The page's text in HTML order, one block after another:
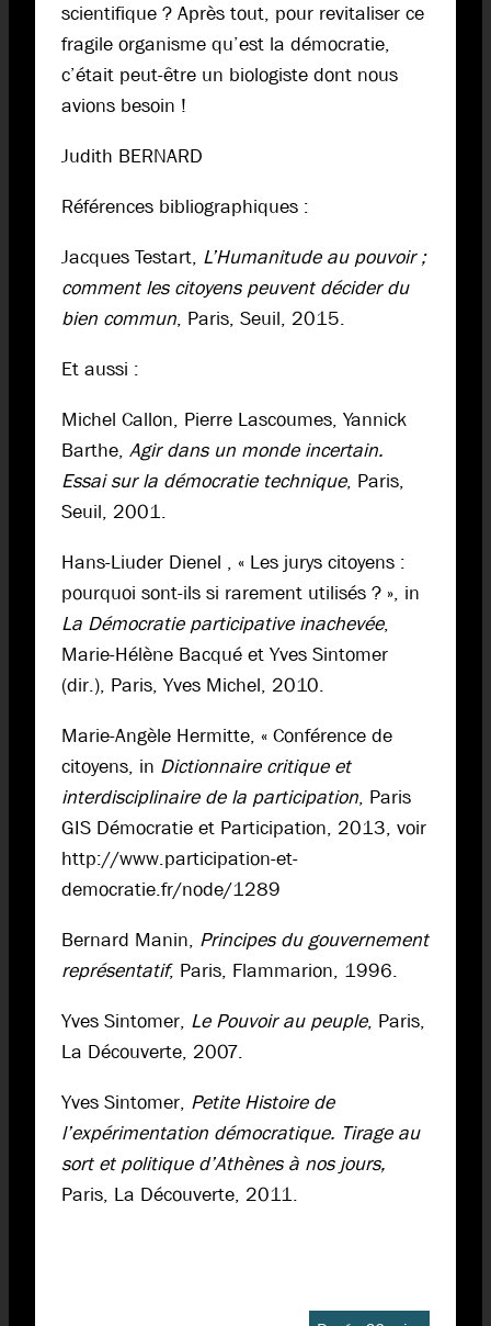
scientifique ? Après tout, pour revitaliser ce
fragile organisme qu’est la démocratie,
c’était peut-être un biologiste dont nous
avions besoin !
Judith BERNARD
Références bibliographiques :
Jacques Testart, L’Humanitude au pouvoir ;
comment les citoyens peuvent décider du
bien commun, Paris, Seuil, 2015.
Et aussi :
Michel Callon, Pierre Lascoumes, Yannick
Barthe, Agir dans un monde incertain.
Essai sur la démocratie technique, Paris,
Seuil, 2001.
Hans-Liuder Dienel , « Les jurys citoyens :
pourquoi sont-ils si rarement utilisés ? », in
La Démocratie participative inachevée,
Marie-Hélène Bacqué et Yves Sintomer
(dir.), Paris, Yves Michel, 2010.
Marie-Angèle Hermitte, « Conférence de
citoyens, in Dictionnaire critique et
interdisciplinaire de la participation, Paris
GIS Démocratie et Participation, 2013, voir
http://www.participation-et-
democratie.fr/node/1289
Bernard Manin, Principes du gouvernement
représentatif, Paris, Flammarion, 1996.
Yves Sintomer, Le Pouvoir au peuple, Paris,
La Découverte, 2007.
Yves Sintomer, Petite Histoire de
l’expérimentation démocratique. Tirage au
sort et politique d’Athènes à nos jours,
Paris, La Découverte, 2011.